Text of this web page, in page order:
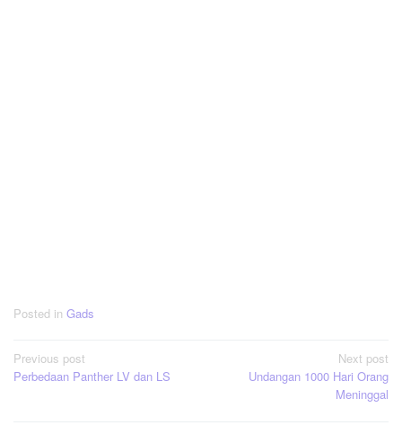
Posted in Gads
Post
navigation
Previous post
Perbedaan Panther LV dan LS
Next post
Undangan 1000 Hari Orang
Meninggal